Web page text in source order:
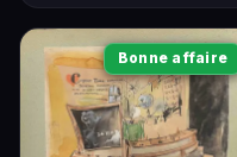
Bonne affaire